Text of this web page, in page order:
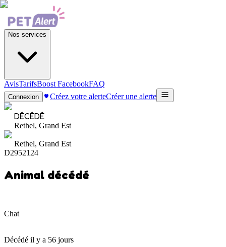
Nos services
AvisTarifsBoost FacebookFAQ
Connexion Créez votre alerteCréer une alerte
DÉCÉDÉ
Rethel, Grand Est
Rethel, Grand Est
D2952124
Animal décédé
Chat
Décédé il y a 56 jours